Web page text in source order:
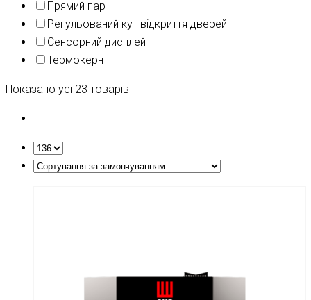
Прямий пар
Регульований кут відкриття дверей
Сенсорний дисплей
Термокерн
Показано усі 23 товарів